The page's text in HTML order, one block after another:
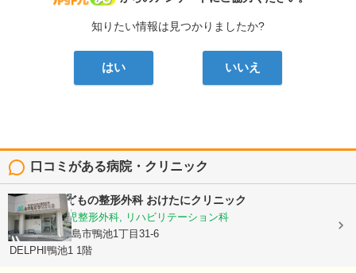
知りたい情報は見つかりましたか?
はい いいえ
口コミがある病院・クリニック
おとなとこどもの整形外科 おけたにクリニック
整形外科, 小児整形外科, リハビリテーション科
鹿児島県鹿児島市鴨池1丁目31-6
DELPHI鴨池1 1階